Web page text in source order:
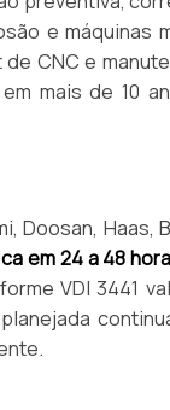
e máquinas
CNC e
mais de 10
Doosan, Haas,
em 24 a 48
VDI 3441